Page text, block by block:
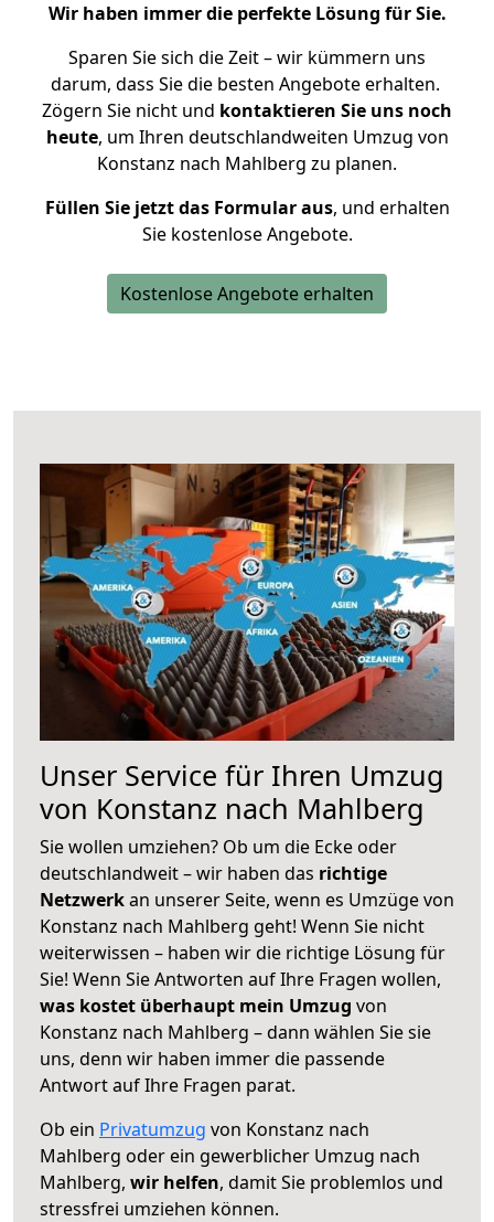
Wir haben immer die perfekte Lösung für Sie.
Sparen Sie sich die Zeit – wir kümmern uns
darum, dass Sie die besten Angebote erhalten.
Zögern Sie nicht und kontaktieren Sie uns noch
heute, um Ihren deutschlandweiten Umzug von
Konstanz nach Mahlberg zu planen.
Füllen Sie jetzt das Formular aus, und erhalten
Sie kostenlose Angebote.
Kostenlose Angebote erhalten
Unser Service für Ihren Umzug
von Konstanz nach Mahlberg
Sie wollen umziehen? Ob um die Ecke oder
deutschlandweit – wir haben das richtige
Netzwerkan unserer Seite, wenn es Umzüge von
Konstanz nach Mahlberg geht! Wenn Sie nicht
weiterwissen – haben wir die richtige Lösung für
Sie! Wenn Sie Antworten auf Ihre Fragen wollen,
was kostet überhaupt mein Umzug von
Konstanz nach Mahlberg – dann wählen Sie sie
uns, denn wir haben immer die passende
Antwort auf Ihre Fragen parat.
Ob ein Privatumzug von Konstanz nach
Mahlberg oder ein gewerblicher Umzug nach
Mahlberg, wir helfen, damit Sie problemlos und
stressfrei umziehen können.